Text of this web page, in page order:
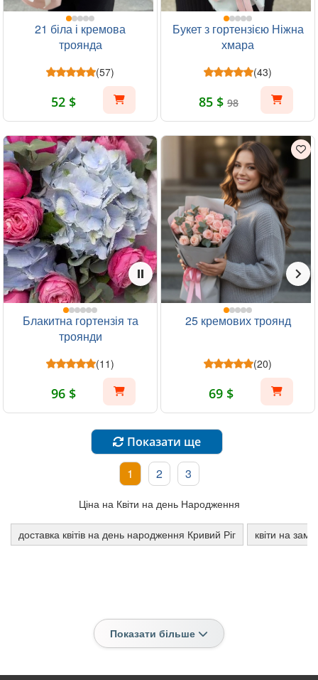
21 біла і кремова
троянда
(57)
52 $
Букет з гортензією Ніжна
хмара
(43)
85 $ 98
Блакитна гортензія та
троянди
(11)
96 $
25 кремових троянд
(20)
69 $
Показати ще
1 2 3
Ціна на Квіти на день Народження
доставка квітів на день народження Кривий Ріг квіти на
Показати більше